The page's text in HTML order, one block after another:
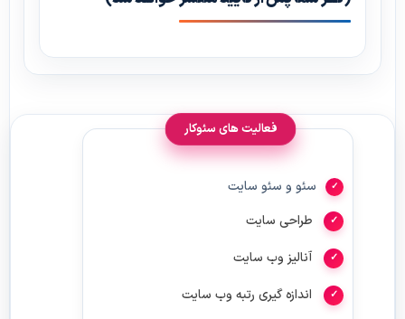
فعالیت های سئوکار
سئو و سئو سایت
طراحی سایت
آنالیز وب سایت
اندازه گیری رتبه وب سایت